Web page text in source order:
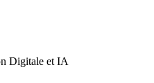
Digitale et IA